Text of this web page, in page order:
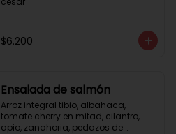
$6.200
Ensalada de salmón
Arroz integral tibio, albahaca,
tomate cherry en mitad, cilantro,
apio, zanahoria, pedazos de